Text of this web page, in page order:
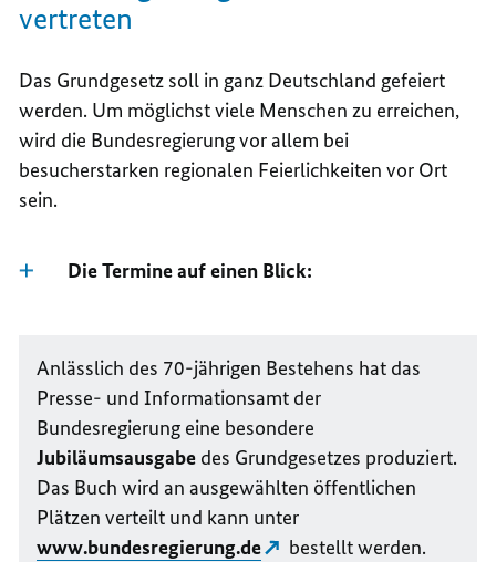
vertreten
Das Grundgesetz soll in ganz Deutschland gefeiert
werden. Um möglichst viele Menschen zu erreichen,
wird die Bundesregierung vor allem bei
besucherstarken regionalen Feierlichkeiten vor Ort
sein.
Die Termine auf einen Blick:
Anlässlich des 70-jährigen Bestehens hat das
Presse- und Informationsamt der
Bundesregierung eine besondere
Jubiläumsausgabe des Grundgesetzes produziert.
Das Buch wird an ausgewählten öffentlichen
Plätzen verteilt und kann unter
www.bundesregierung.de
bestellt werden.